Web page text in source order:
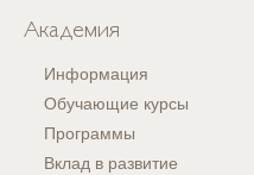
Академия
Информация
Обучающие курсы
Программы
Вклад в развитие